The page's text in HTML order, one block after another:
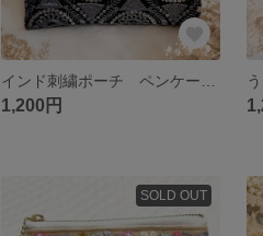
1,200円
SOLD OUT